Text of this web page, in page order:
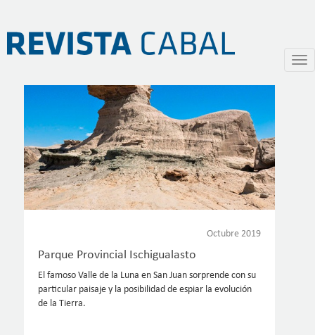
Pasar
contenido
Octubre 2019
Parque Provincial Ischigualasto
El famoso Valle de la Luna en San Juan sorprende con su
particular paisaje y la posibilidad de espiar la evolución
de la Tierra.